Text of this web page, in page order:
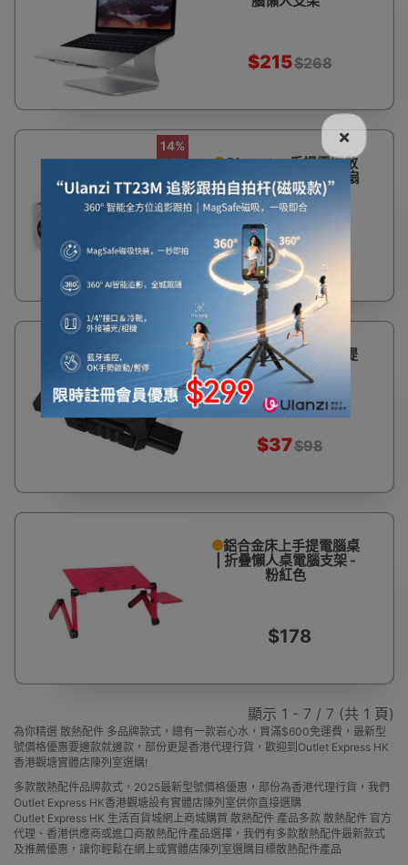
$215$268
14%
OFF
Olmaster 手提電腦散
熱器 | 可調風速USB風扇
散熱支架
$170$199
冰魔3抽風式USB手提
電腦散熱風扇
$37$98
鋁合金床上手提電腦桌
| 折疊懶人桌電腦支架 -
粉紅色
$178
顯示 1 - 7 / 7 (共 1 頁)
×
為你精選 散熱配件 多品牌款式，總有一款岩心水，買滿$600免運費，最新型
號價格優惠要邊款就邊款，部份更是香港代理行貨，歡迎到Outlet Express HK
香港觀塘實體店陳列室選購!
多款散熱配件品牌款式，2025最新型號價格優惠，部份為香港代理行貨，我們
Outlet Express HK香港觀塘設有實體店陳列室供你直接選購
Outlet Express HK 生活百貨城網上商城購買 散熱配件 產品多款 散熱配件 官方
代理、香港供應商或進口商散熱配件產品選擇，我們有多款散熱配件最新款式
及推薦優惠，讓你輕鬆在網上或實體店陳列室選購目標散熱配件產品